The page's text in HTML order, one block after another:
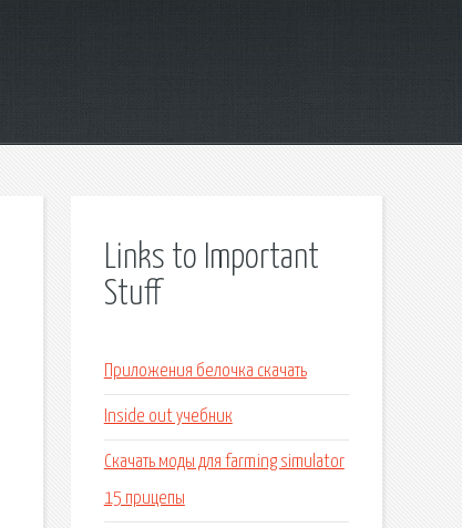
Links to Important
Stuff
Приложения белочка скачать
Inside out учебник
Скачать моды для farming simulator
15 прицепы